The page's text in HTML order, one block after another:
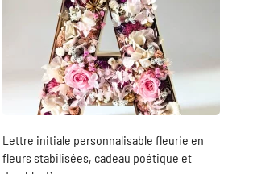
Lettre initiale personnalisable fleurie en
fleurs stabilisées, cadeau poétique et